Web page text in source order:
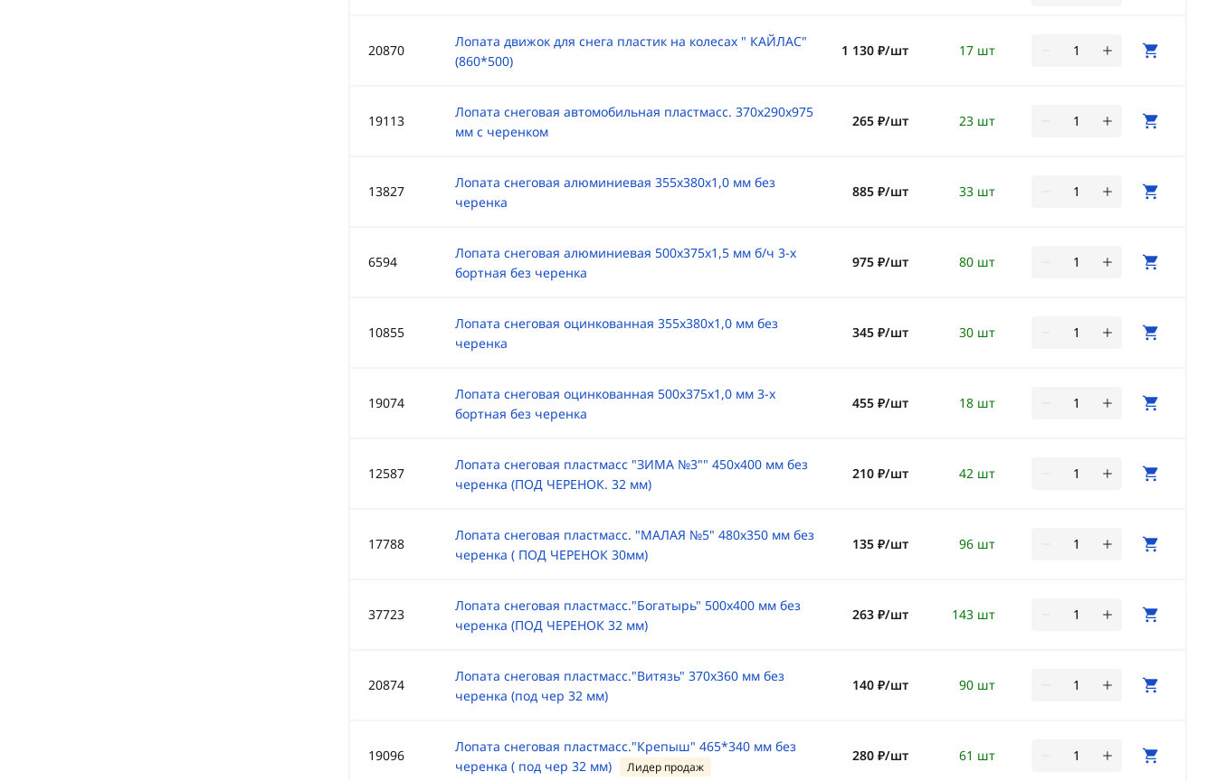
20870
Лопата движок для снега пластик на колесах " КАЙЛАС"
(860*500)
17 шт
1 130 ₽/шт
19113
Лопата снеговая автомобильная пластмасc. 370х290х975
мм с черенком
23 шт
265 ₽/шт
13827
Лопата снеговая алюминиевая 355х380х1,0 мм без
черенка
33 шт
885 ₽/шт
6594
Лопата снеговая алюминиевая 500х375х1,5 мм б/ч 3-х
бортная без черенка
80 шт
975 ₽/шт
10855
Лопата снеговая оцинкованная 355х380х1,0 мм без
черенка
30 шт
345 ₽/шт
19074
Лопата снеговая оцинкованная 500х375х1,0 мм 3-х
бортная без черенка
18 шт
455 ₽/шт
12587
Лопата снеговая пластмасc "ЗИМА №3"" 450х400 мм без
черенка (ПОД ЧЕРЕНОК. 32 мм)
42 шт
210 ₽/шт
17788
Лопата снеговая пластмасc. "МАЛАЯ №5" 480х350 мм без
черенка ( ПОД ЧЕРЕНОК 30мм)
96 шт
135 ₽/шт
37723
Лопата снеговая пластмасc."Богатырь" 500х400 мм без
черенка (ПОД ЧЕРЕНОК 32 мм)
143 шт
263 ₽/шт
20874
Лопата снеговая пластмасc."Витязь" 370х360 мм без
черенка (под чер 32 мм)
90 шт
140 ₽/шт
19096
Лопата снеговая пластмасc."Крепыш" 465*340 мм без
черенка ( под чер 32 мм)
Лидер продаж
61 шт
280 ₽/шт